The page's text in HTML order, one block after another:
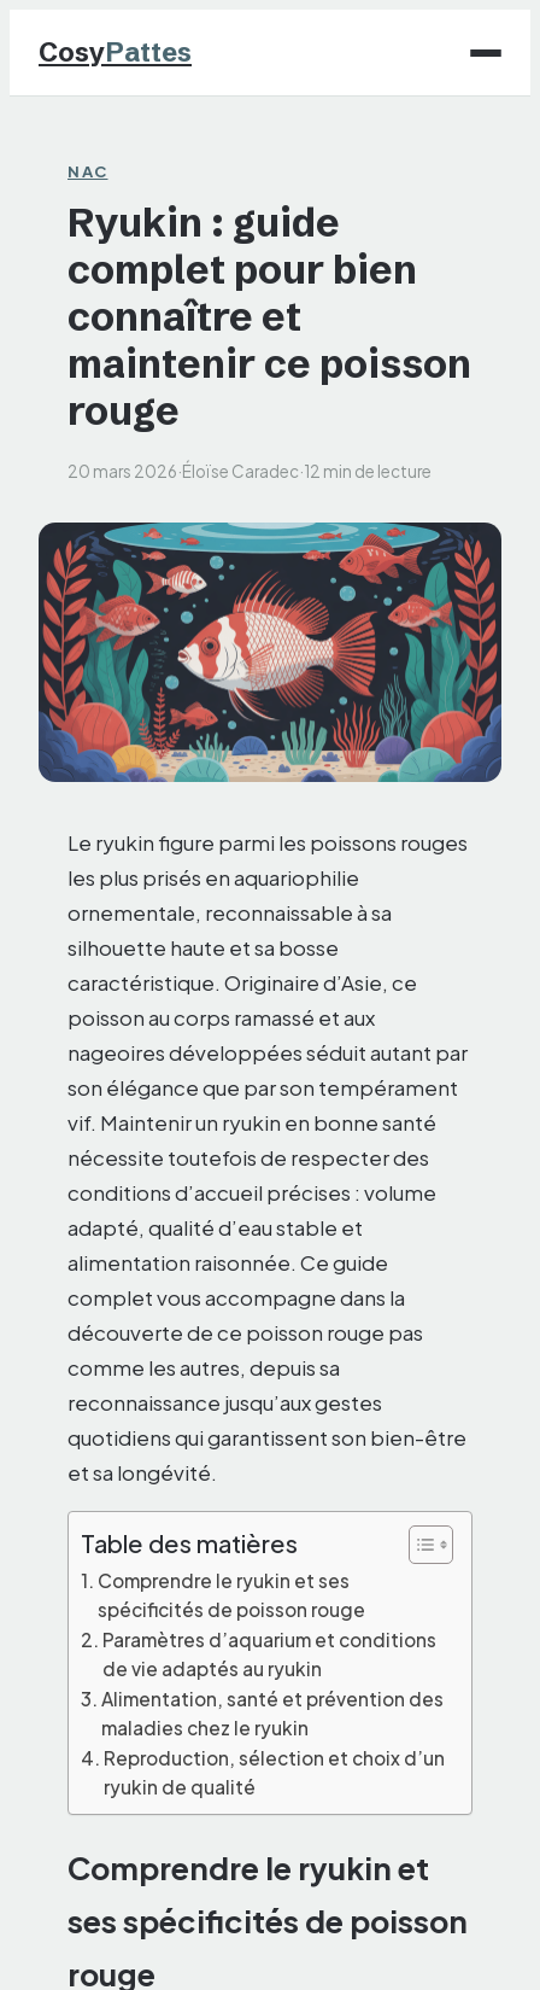
CosyPattes
Chats
NAC
Maison
Jardinage
NAC
Ryukin : guide
complet pour bien
connaître et
maintenir ce poisson
rouge
20 mars 2026·Éloïse Caradec·12 min de lecture
Le ryukin figure parmi les poissons rouges
les plus prisés en aquariophilie
ornementale, reconnaissable à sa
silhouette haute et sa bosse
caractéristique. Originaire d’Asie, ce
poisson au corps ramassé et aux
nageoires développées séduit autant par
son élégance que par son tempérament
vif. Maintenir un ryukin en bonne santé
nécessite toutefois de respecter des
conditions d’accueil précises : volume
adapté, qualité d’eau stable et
alimentation raisonnée. Ce guide
complet vous accompagne dans la
découverte de ce poisson rouge pas
comme les autres, depuis sa
reconnaissance jusqu’aux gestes
quotidiens qui garantissent son bien-être
et sa longévité.
Table des matières
Comprendre le ryukin et ses
spécificités de poisson rouge
Paramètres d’aquarium et conditions
de vie adaptés au ryukin
Alimentation, santé et prévention des
maladies chez le ryukin
Reproduction, sélection et choix d’un
ryukin de qualité
Comprendre le ryukin et
ses spécificités de poisson
rouge